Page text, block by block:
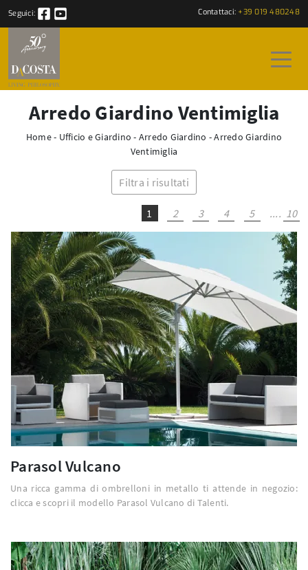
Seguici: Contattaci: +39 019 480248
Arredo Giardino Ventimiglia
Home- Ufficio e Giardino - Arredo Giardino -Arredo Giardino
Ventimiglia
Filtra i risultati
1 2 3 4 5 .... 10
Parasol Vulcano
Una ricca gamma di ombrelloni in metallo ti attende in negozio:
clicca e scopri il modello Parasol Vulcano di Talenti.